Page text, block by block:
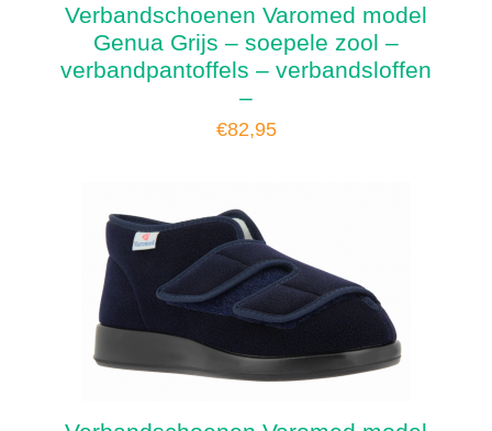
Verbandschoenen Varomed model
Genua Grijs – soepele zool –
verbandpantoffels – verbandsloffen
–
€82,95